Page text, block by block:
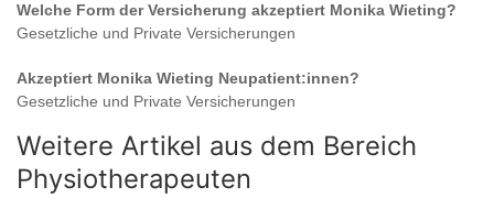
Welche Form der Versicherung akzeptiert Monika Wieting?
Gesetzliche und Private Versicherungen
Akzeptiert Monika Wieting Neupatient:innen?
Gesetzliche und Private Versicherungen
Weitere Artikel aus dem Bereich
Physiotherapeuten